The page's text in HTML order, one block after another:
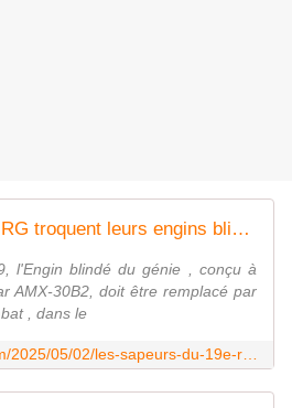
Les sapeurs du 19e RG troquent leurs engins blindés du génie contre des Griffon et des robots de déminage SDZ - Zone Militaire
l'Engin blindé du génie , conçu à
AMX-30B2, doit être remplacé par
, dans le